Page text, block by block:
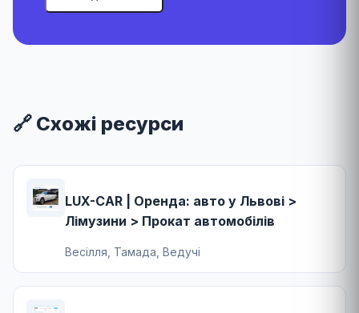
🔗 Схожі ресурси
LUX-CAR | Оренда: авто у Львові >
Лімузини > Прокат автомобілів
Весілля, Тамада, Ведучі